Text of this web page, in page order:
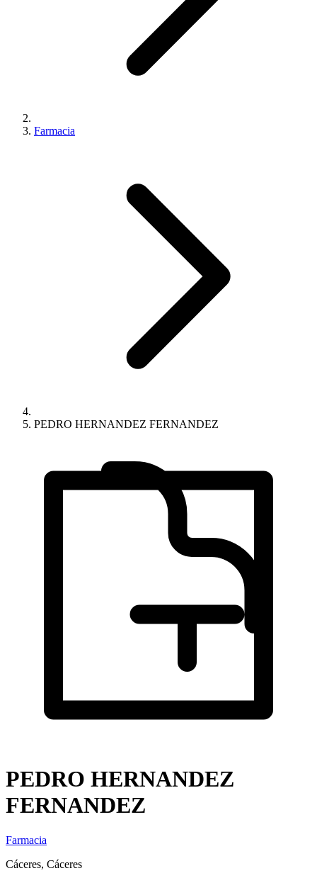
Farmacia
PEDRO HERNANDEZ FERNANDEZ
PEDRO HERNANDEZ
FERNANDEZ
Farmacia
Cáceres, Cáceres